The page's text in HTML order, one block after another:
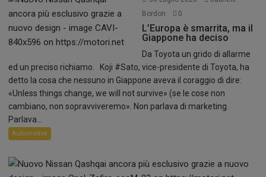
Bordon
0
L’Europa è smarrita, ma il
Giappone ha deciso
Da Toyota un grido di allarme
ed un preciso richiamo. Koji #Sato, vice-presidente di Toyota, ha
detto la cosa che nessuno in Giappone aveva il coraggio di dire:
«Unless things change, we will not survive» (se le cose non
cambiano, non sopravviveremo». Non parlava di marketing.
Parlava...
Automotive